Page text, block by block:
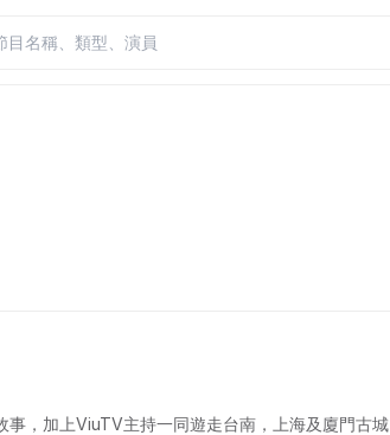
事，加上ViuTV主持一同遊走台南，上海及廈門古